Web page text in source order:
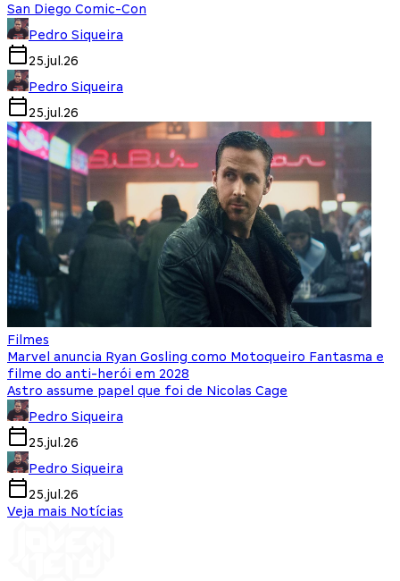
San Diego Comic-Con
Pedro Siqueira
25.jul.26
Pedro Siqueira
25.jul.26
Filmes
Marvel anuncia Ryan Gosling como Motoqueiro Fantasma e
filme do anti-herói em 2028
Astro assume papel que foi de Nicolas Cage
Pedro Siqueira
25.jul.26
Pedro Siqueira
25.jul.26
Veja mais Notícias